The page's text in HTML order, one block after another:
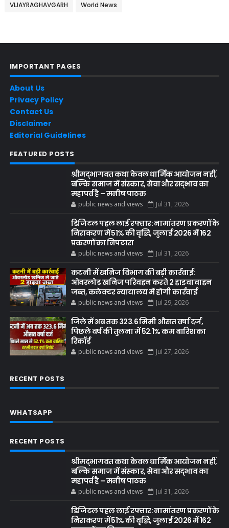
VIJAYRAGHAVGARH World News
IMPORTANT PAGES
About Us
Privacy Policy
Contact Us
Disclaimer
Editorial Guidelines
FEATURED POSTS
श्रीमद्भागवत कथा केवल धार्मिक आयोजन नहीं,
बल्कि समाज में संस्कार, सेवा और सद्भाव का
महापर्व है – मनीष पाठक
public news and views Jul 31, 2026
डिजिटल पहल लाई रफ्तार: नामांतरण प्रकरणों के
निराकरण में 51% की वृद्धि, जुलाई 2026 में 162
प्रकरणों का निपटारा
public news and views Jul 31, 2026
कटनी में खनिज विभाग की बड़ी कार्रवाई:
ओवरलोड खनिज परिवहन करते 2 हाइवा वाहन
जब्त, कलेक्टर न्यायालय में होगी कार्रवाई
public news and views Jul 29, 2026
जिले में अब तक 323.6 मिमी औसत वर्षा दर्ज,
पिछले वर्ष की तुलना में 52.1% कम बारिश का
रिकॉर्ड
public news and views Jul 27, 2026
RECENT POSTS
WHATSAPP
RECENT POSTS
श्रीमद्भागवत कथा केवल धार्मिक आयोजन नहीं,
बल्कि समाज में संस्कार, सेवा और सद्भाव का
महापर्व है – मनीष पाठक
public news and views Jul 31, 2026
डिजिटल पहल लाई रफ्तार: नामांतरण प्रकरणों के
निराकरण में 51% की वृद्धि, जुलाई 2026 में 162